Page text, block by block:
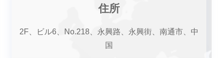
住所
2F、ビル6、No.218、永興路、永興街、南通市、中
国